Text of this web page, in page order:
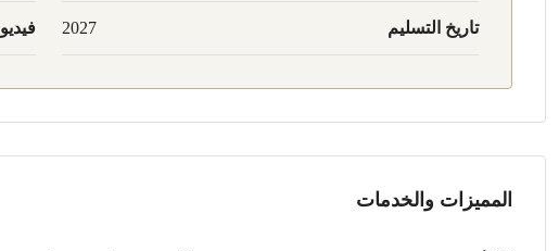
تاريخ التسليم 2027 فيديو
المميزات والخدمات